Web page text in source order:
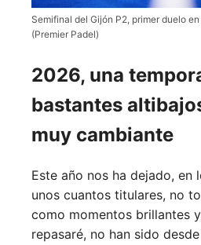
Semifinal del Gijón P2, primer duelo
(Premier Padel)
2026, una
bastantes
muy cambiante
Este año nos ha dejado, en
unos cuantos titulares, no
como momentos brillantes
repasaré, no han sido